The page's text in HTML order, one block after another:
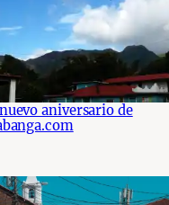
aniversario de